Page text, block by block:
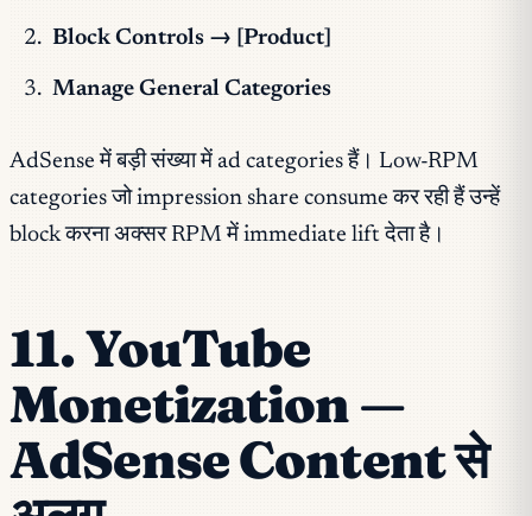
Block Controls → [Product]
Manage General Categories
AdSense में बड़ी संख्या में ad categories हैं। Low-RPM
categories जो impression share consume कर रही हैं उन्हें
block करना अक्सर RPM में immediate lift देता है।
11. YouTube
Monetization —
AdSense Content से